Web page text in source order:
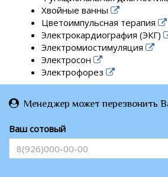
Хвойные ванны
Цветоимпульсная терапия
Электрокардиография (ЭКГ)
Электромиостимуляция
Электросон
Электрофорез
Менеджер может перезвонить
Ваш сотовый